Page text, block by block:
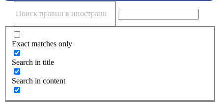
Exact matches only
Search in title
Search in content